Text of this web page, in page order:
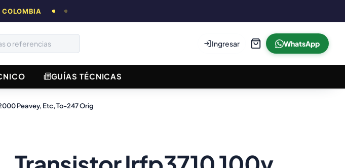
COLOMBIA
Ingresar WhatsApp
GUÍAS TÉCNICAS
Peavey, Etc, To-247 Orig